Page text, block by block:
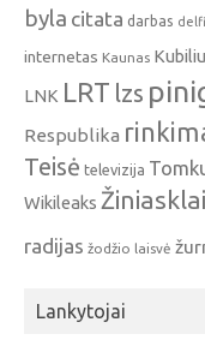
byla citata darbas delfi
internetas Kaunas
LNK LRT lzs
Respublika
Teisė televizija
Wikileaks
radijas žodžio laisvė
Lankytojai